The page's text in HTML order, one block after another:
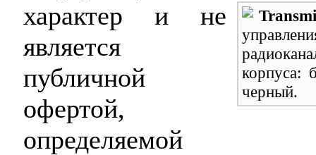
характер и не
является
публичной
офертой,
определяемой
корпуса:
черный.